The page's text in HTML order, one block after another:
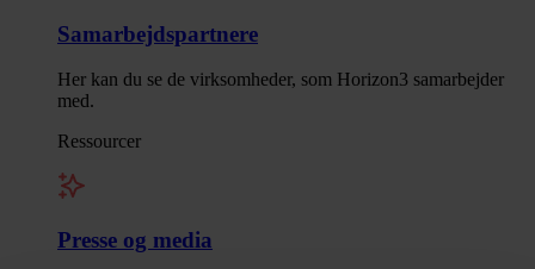
Samarbejdspartnere
Her kan du se de virksomheder, som Horizon3 samarbejder
med.
Ressourcer
Presse og media